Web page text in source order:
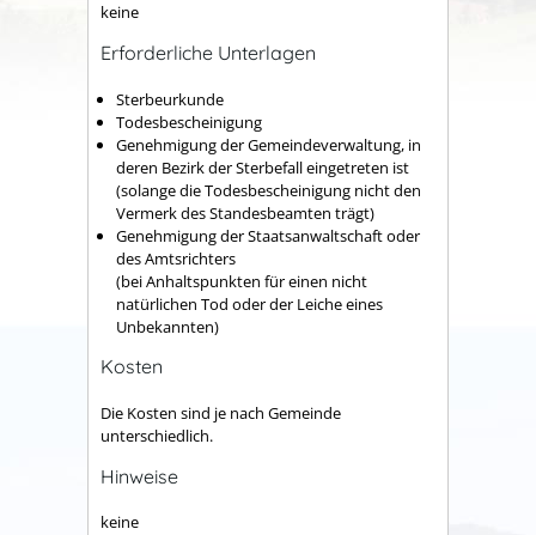
keine
Erforderliche Unterlagen
Sterbeurkunde
Todesbescheinigung
Genehmigung der Gemeindeverwaltung, in
deren Bezirk der Sterbefall eingetreten ist
(solange die Todesbescheinigung nicht den
Vermerk des Standesbeamten trägt)
Genehmigung der Staatsanwaltschaft oder
des Amtsrichters
(bei Anhaltspunkten für einen nicht
natürlichen Tod oder der Leiche eines
Unbekannten)
Kosten
Die Kosten sind je nach Gemeinde
unterschiedlich.
Hinweise
keine